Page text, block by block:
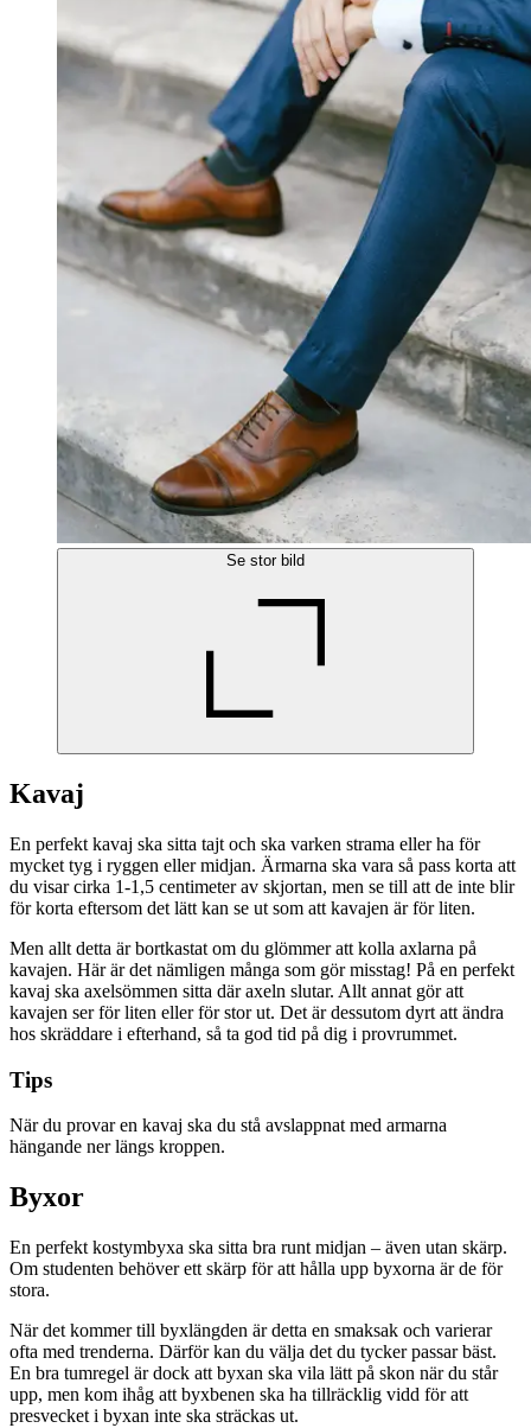
Se stor bild
Kavaj
En perfekt kavaj ska sitta tajt och ska varken strama eller ha för
mycket tyg i ryggen eller midjan. Ärmarna ska vara så pass korta att
du visar cirka 1-1,5 centimeter av skjortan, men se till att de inte blir
för korta eftersom det lätt kan se ut som att kavajen är för liten.
Men allt detta är bortkastat om du glömmer att kolla axlarna på
kavajen. Här är det nämligen många som gör misstag! På en perfekt
kavaj ska axelsömmen sitta där axeln slutar. Allt annat gör att
kavajen ser för liten eller för stor ut. Det är dessutom dyrt att ändra
hos skräddare i efterhand, så ta god tid på dig i provrummet.
Tips
När du provar en kavaj ska du stå avslappnat med armarna
hängande ner längs kroppen.
Byxor
En perfekt kostymbyxa ska sitta bra runt midjan – även utan skärp.
Om studenten behöver ett skärp för att hålla upp byxorna är de för
stora.
När det kommer till byxlängden är detta en smaksak och varierar
ofta med trenderna. Därför kan du välja det du tycker passar bäst.
En bra tumregel är dock att byxan ska vila lätt på skon när du står
upp, men kom ihåg att byxbenen ska ha tillräcklig vidd för att
presvecket i byxan inte ska sträckas ut.